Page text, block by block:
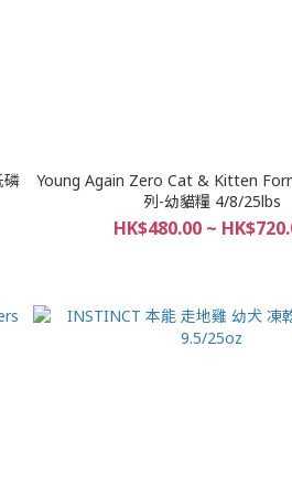
Young Again Zero Cat & Kitten
列-幼貓糧 4/8/25lbs
HK$480.00 ~